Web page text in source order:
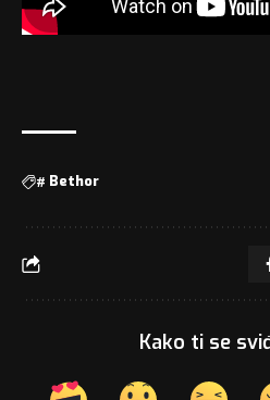
# Bethor
Kako ti se